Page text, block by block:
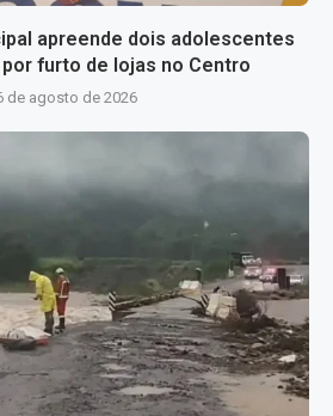
apreende dois adolescentes
furto de lojas no Centro
de agosto de 2026